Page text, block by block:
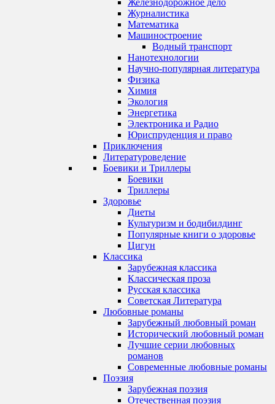
Железнодорожное дело
Журналистика
Математика
Машиностроение
Водный транспорт
Нанотехнологии
Научно-популярная литература
Физика
Химия
Экология
Энергетика
Электроника и Радио
Юриспруденция и право
Приключения
Литературоведение
Боевики и Триллеры
Боевики
Триллеры
Здоровье
Диеты
Культуризм и бодибилдинг
Популярные книги о здоровье
Цигун
Классика
Зарубежная классика
Классическая проза
Русская классика
Советская Литература
Любовные романы
Зарубежный любовный роман
Исторический любовный роман
Лучшие серии любовных
романов
Современные любовные романы
Поэзия
Зарубежная поэзия
Отечественная поэзия